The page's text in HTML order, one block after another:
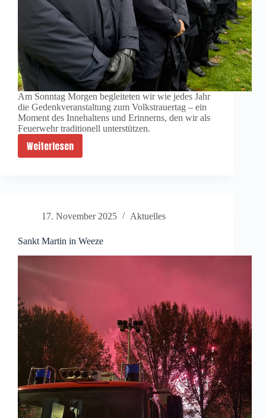
Am Sonntag Morgen begleiteten wir wie jedes Jahr
die Gedenkveranstaltung zum Volkstrauertag – ein
Moment des Innehaltens und Erinnerns, den wir als
Feuerwehr traditionell unterstützen.
WeiterlesenVolkstrauertag
17. November 2025 Aktuelles
Sankt Martin in Weeze